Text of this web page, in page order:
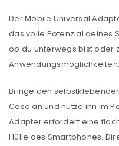
Der Mobile Universal
das volle Potenzial deines
ob du unterwegs bist oder
Bringe den
Case an und nutze ihn im
Adapter erfordert eine
Hülle des Smartphones.